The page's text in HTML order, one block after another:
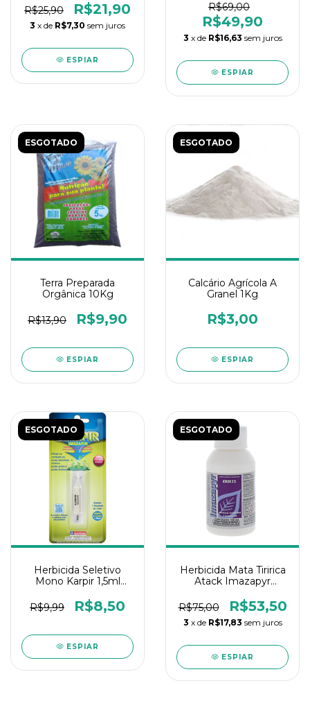
R$25,90 R$21,90
3 x de R$7,30 sem juros
ESPIAR
R$69,00
R$49,90
3 x de R$16,63 sem juros
ESPIAR
ESGOTADO
Terra Preparada
Orgânica 10Kg
R$13,90 R$9,90
ESPIAR
ESGOTADO
Calcário Agrícola A
Granel 1Kg
R$3,00
ESPIAR
ESGOTADO
Herbicida Seletivo
Mono Karpir 1,5ml
R$9,99
R$8,50
ESPIAR
ESGOTADO
Herbicida Mata Tiririca
Atack Imazapyr
R$75,00
R$53,50
3 x de R$17,83 sem juros
ESPIAR